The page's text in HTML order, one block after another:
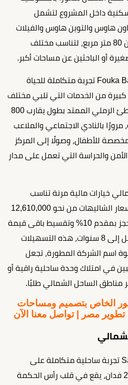
داخل المشروع لتشمل
هاوس والتوين هاوس والفيلات
المستقلة، بمساحات تبدأ من 80 متر مربع، لتناسب مختلف
أو الباحثين عن مساحات أكبر.
تقدم قرية Fouka Bay North Coast تجربة متكاملة للحياة
من الخدمات التي تلبي مختلف
أنماط الحياة، بداية من الشاطئ الرملي الممتد بطول يقارب 800
مرورًا بالنادي الاجتماعي والملاعب
للأطفال، وصولًا إلى المركز
والحراسة التي تعمل على مدار
خيارات مالية مرنة تناسب
مختلف العملاء، حيث تبدأ أسعار الشاليهات من نحو 12,610,000
جنيه مصري، مع إمكانية الحجز بمقدم 10% وتقسيط باقى قيمة
الوحدة على فترات سداد تصل إلى 8 سنوات، هذه التسهيلات
اسم الشركة المطورة، تجعل
في امتلاك وحدة ساحلية راقية أو
مناطق الساحل الشمالي طلبًا.
الخاص بتصميم ومساحات
مصر | تواصل معنا الآن
تقدم قرية Salt North Coast تجربة ساحلية متكاملة على
مساحة ضخمة تصل إلى 294 فدان، يقع في قلب رأس الحكمة